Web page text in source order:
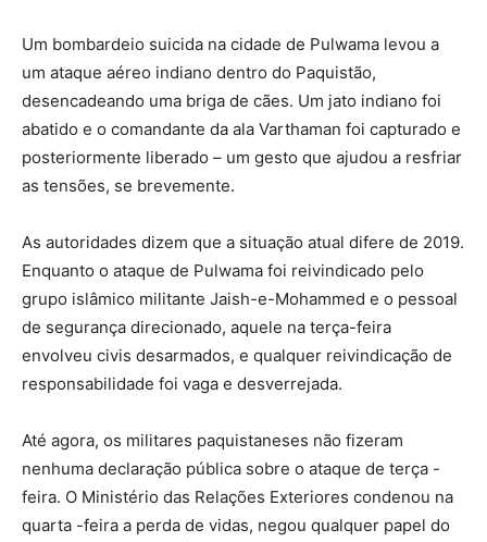
Um bombardeio suicida na cidade de Pulwama levou a
um ataque aéreo indiano dentro do Paquistão,
desencadeando uma briga de cães. Um jato indiano foi
abatido e o comandante da ala Varthaman foi capturado e
posteriormente liberado – um gesto que ajudou a resfriar
as tensões, se brevemente.
As autoridades dizem que a situação atual difere de 2019.
Enquanto o ataque de Pulwama foi reivindicado pelo
grupo islâmico militante Jaish-e-Mohammed e o pessoal
de segurança direcionado, aquele na terça-feira
envolveu civis desarmados, e qualquer reivindicação de
responsabilidade foi vaga e desverrejada.
Até agora, os militares paquistaneses não fizeram
nenhuma declaração pública sobre o ataque de terça -
feira. O Ministério das Relações Exteriores condenou na
quarta -feira a perda de vidas, negou qualquer papel do